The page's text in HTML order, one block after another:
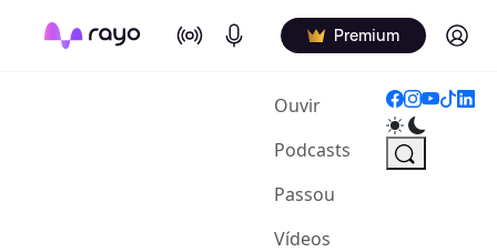
On Air Podcasts Premium Log in
Ouvir(current)
Podcasts
Passou
Vídeos